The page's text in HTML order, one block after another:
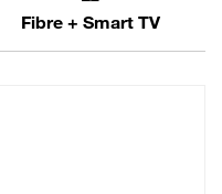
Fibre + Smart TV
Lite Fibre